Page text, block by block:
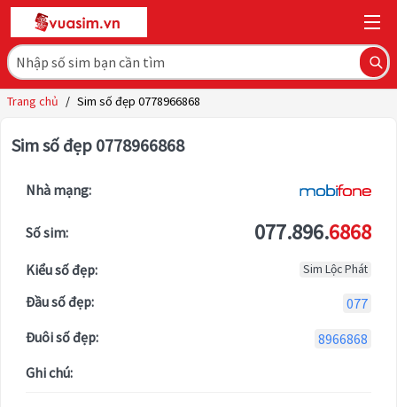
Trang chủ / Sim số đẹp 0778966868
Sim số đẹp 0778966868
Nhà mạng:
Số sim: 077.896.6868
Kiểu số đẹp: Sim Lộc Phát
Đầu số đẹp:
077
Đuôi số đẹp:
8966868
Ghi chú: